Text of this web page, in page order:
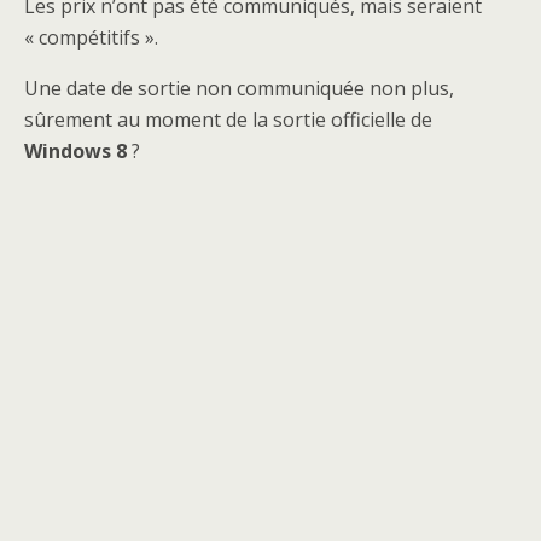
Les prix n’ont pas été communiqués, mais seraient
« compétitifs ».
Une date de sortie non communiquée non plus,
sûrement au moment de la sortie officielle de
Windows 8?